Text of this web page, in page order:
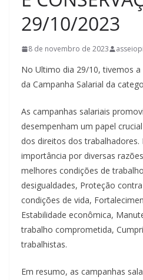
29/10/2023
8 de novembro de 2023
No Ultimo dia 29/10, tivemos a
da Campanha Salarial da
As campanhas salariais
desempenham um papel
dos direitos dos trabalhadores.
importância por diversas
melhores condições de
desigualdades, Proteção
condições de vida,
Estabilidade econômica,
trabalho comprometida,
trabalhistas.
Em resumo, as campanhas